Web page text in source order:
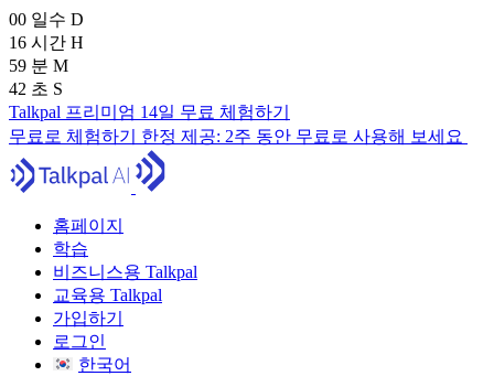
00 일수 D
16 시간 H
59 분 M
41 초 S
Talkpal 프리미엄 14일 무료 체험하기
무료로 체험하기 한정 제공: 2주 동안 무료로 사용해 보세요
홈페이지
학습
비즈니스용 Talkpal
교육용 Talkpal
가입하기
로그인
한국어